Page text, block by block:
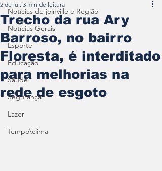
Notícias de joinville e Região
Notícias Gerais
Esporte
Educação
Saúde
Segurança
Lazer
Tempo\clima
Trecho da rua Ary
Barroso, no bairro
Floresta, é interditado
para melhorias na
rede de esgoto
2 de jul. 3 min de leitura